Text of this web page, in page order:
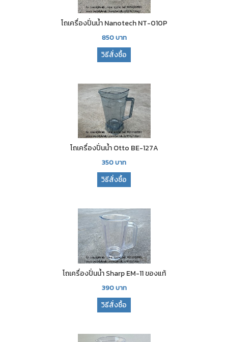
โถเครื่องปั่นน้ำ Nanotech NT-010P
850บาท
วิธีสั่งซื้อ
โถเครื่องปั่นน้ำ Otto BE-127A
350บาท
วิธีสั่งซื้อ
โถเครื่องปั่นน้ำ Sharp EM-11 ของแท้
390บาท
วิธีสั่งซื้อ